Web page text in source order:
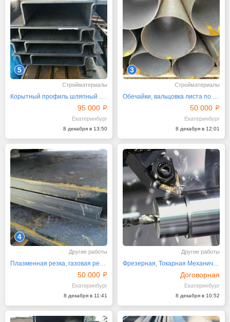
5
Стройматериалы
Корытный профиль шляпный профиль из любой стали
95 000
Екатеринбург
8 декабря в 13:50
3
Стройматериалы
Обечайки, вальцовка листа по вашим чертежам
50 000
Екатеринбург
8 декабря в 12:01
4
Другие работы
Плазменная резка, газовая резка с ЧПУ
50 000
Екатеринбург
8 декабря в 11:41
Другие работы
Фрезерная, Токарная Механическая обработка
Договорная
Екатеринбург
8 декабря в 10:52